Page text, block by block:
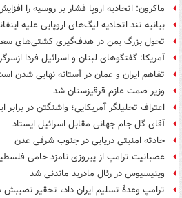
ماکرون: اتحادیه اروپا فشار بر روسیه را
بیانیه تند اتحادیه لیگ‌های اروپایی علیه
تحول بزرگ یمن در هدف‌گیری کشتی‌های
آمریکا: گفتگوهای لبنان و اسرائیل فردا
تفاهم ایران و عمان در آستانه نهایی شدن
وزیر صمت عازم قرقیزستان شد
اعتراف تحلیلگر آمریکایی؛ واشنگتن در برابر
آقای گل جام جهانی مقابل اسرائیل ایستاد
حادثه امنیتی دریایی در جنوب شرقی عدن
عصبانیت ترامپ از پیروزی نامزد حامی
وینیسیوس در رئال مادرید ماندنی شد
ترامپ وعدۀ تسلیم ایران داد، تحقیر